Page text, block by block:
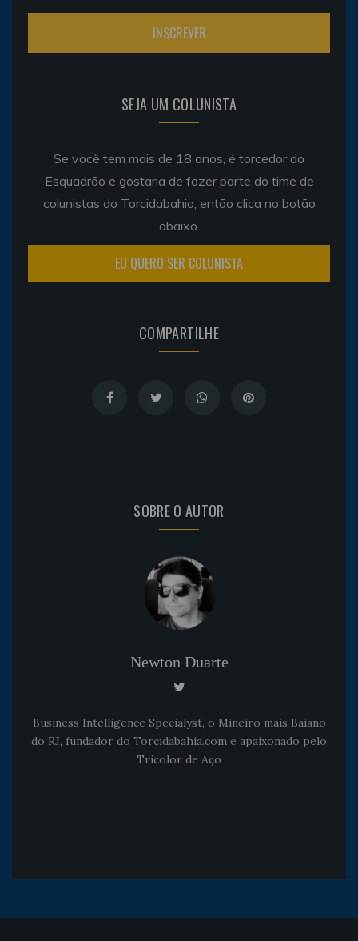
SEJA UM COLUNISTA
Se você tem mais de 18 anos, é torcedor do
Esquadrão e gostaria de fazer parte do time de
colunistas do Torcidabahia, então clica no botão
abaixo.
EU QUERO SER COLUNISTA
COMPARTILHE
SOBRE O AUTOR
Newton Duarte
Business Intelligence Specialyst, o Mineiro mais Baiano
do RJ, fundador do Torcidabahia.com e apaixonado pelo
Tricolor de Aço